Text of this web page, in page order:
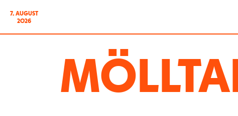
7. AUGUST
2026